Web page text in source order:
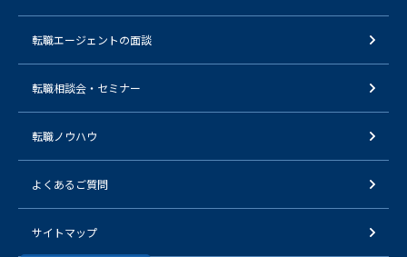
転職エージェントの面談
転職相談会・セミナー
転職ノウハウ
よくあるご質問
サイトマップ